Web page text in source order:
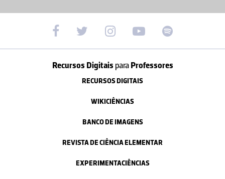
Recursos Digitais paraProfessores
RECURSOS DIGITAIS
WIKICIÊNCIAS
BANCO DE IMAGENS
REVISTA DE CIÊNCIA ELEMENTAR
EXPERIMENTACIÊNCIAS